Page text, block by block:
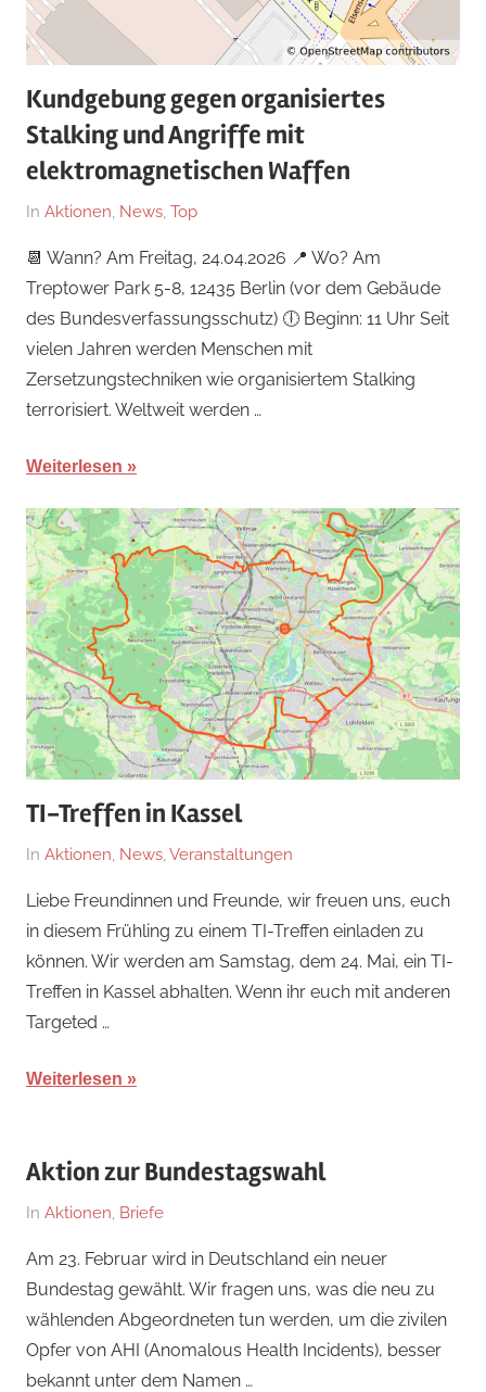
Kundgebung gegen organisiertes
Stalking und Angriffe mit
elektromagnetischen Waffen
Am
April
2026
Von
In Aktionen, News, Top
📆 Wann? Am Freitag, 24.04.2026 📍 Wo? Am
Treptower Park 5-8, 12435 Berlin (vor dem Gebäude
des Bundesverfassungsschutz) 🕕 Beginn: 11 Uhr Seit
vielen Jahren werden Menschen mit
Zersetzungstechniken wie organisiertem Stalking
terrorisiert. Weltweit werden …
Weiterlesen
TI-Treffen in Kassel
Am
März
2025
Von
In Aktionen, News, Veranstaltungen
Liebe Freundinnen und Freunde, wir freuen uns, euch
in diesem Frühling zu einem TI-Treffen einladen zu
können. Wir werden am Samstag, dem 24. Mai, ein TI-
Treffen in Kassel abhalten. Wenn ihr euch mit anderen
Targeted …
Weiterlesen
Aktion zur Bundestagswahl
Am
Februar
2025
Von
In Aktionen, Briefe
Am 23. Februar wird in Deutschland ein neuer
Bundestag gewählt. Wir fragen uns, was die neu zu
wählenden Abgeordneten tun werden, um die zivilen
Opfer von AHI (Anomalous Health Incidents), besser
bekannt unter dem Namen …